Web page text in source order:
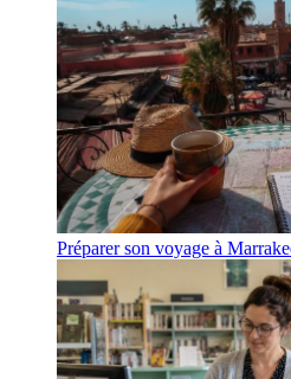
Préparer son voyage à